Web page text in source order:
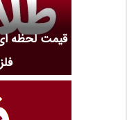
قیمت لحظه ای